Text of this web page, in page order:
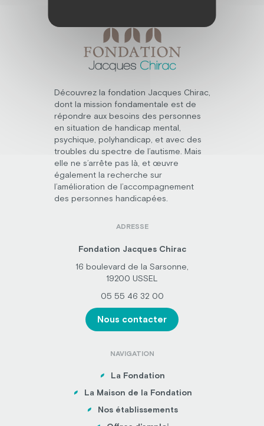
Découvrez la fondation Jacques Chirac,
dont la mission fondamentale est de
répondre aux besoins des personnes
en situation de handicap mental,
psychique, polyhandicap, et avec des
troubles du spectre de l’autisme. Mais
elle ne s’arrête pas là, et œuvre
également la recherche sur
l’amélioration de l’accompagnement
des personnes handicapées.
ADRESSE
Fondation Jacques Chirac
16 boulevard de la Sarsonne,
19200 USSEL
05 55 46 32 00
Nous contacter
NAVIGATION
La Fondation
La Maison de la Fondation
Nos établissements